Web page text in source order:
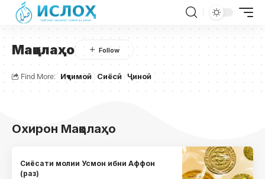
Мақолаҳо
Find More: Иҷтимоӣ Сиёсӣ Ҷиноӣ
Охирон Мақолаҳо
Сиёсати молии Усмон ибни Аффон
(раз)